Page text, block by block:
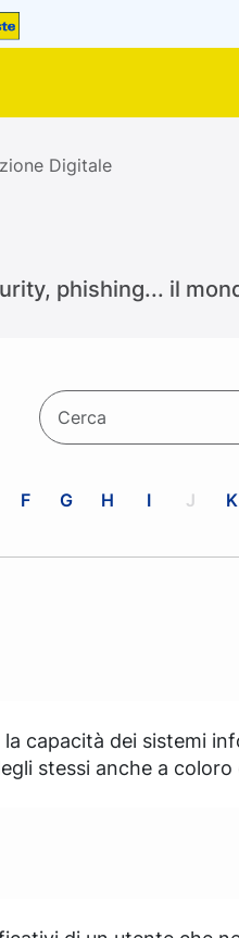
Digitale
phishing... il
Ricerca nel
F G H I J K
capacità dei sistemi
stessi anche a